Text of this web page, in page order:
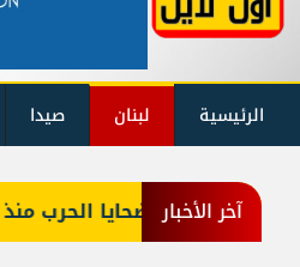
الرئيسية لبنان صيدا
آخر الأخبار
حصيلة ضحايا الحرب منذ 2 آذار